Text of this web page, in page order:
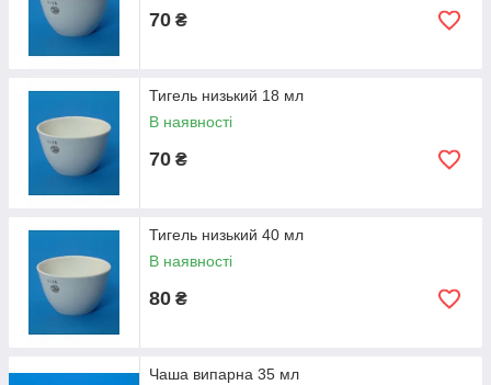
70 ₴
Тигель низький 18 мл
В наявності
70 ₴
Тигель низький 40 мл
В наявності
80 ₴
Чаша випарна 35 мл